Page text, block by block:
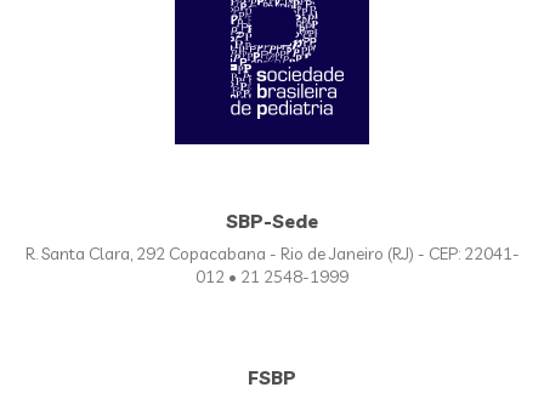
SBP-Sede
R. Santa Clara, 292 Copacabana - Rio de Janeiro (RJ) - CEP: 22041-
012 • 21 2548-1999
FSBP